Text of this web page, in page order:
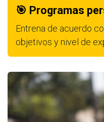
🎯 Programas
Entrena de acuerdo
objetivos y nivel de